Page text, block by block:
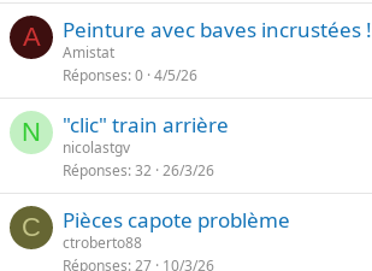
A Peinture avec baves incrustées !
Amistat
Réponses 0 4/5/26
N "clic" train arrière
nicolastgv
Réponses 32 26/3/26
C Pièces capote problème
ctroberto88
Réponses 27 10/3/26